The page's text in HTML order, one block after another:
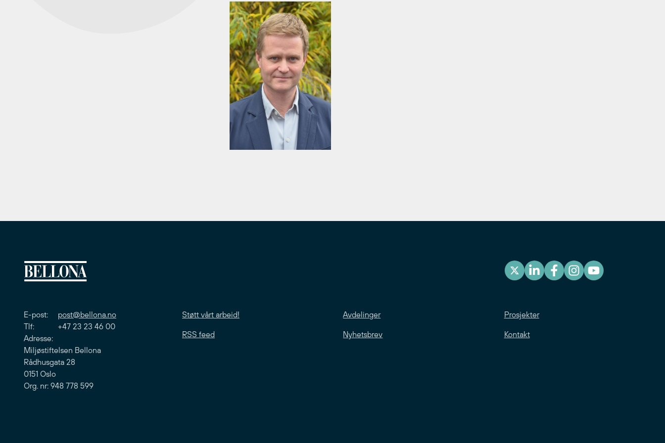
E-post: post@bellona.no
Tlf: +47 23 23 46 00
Adresse:
Miljøstiftelsen Bellona
Rådhusgata 28
0151 Oslo
Org. nr: 948 778 599
Støtt vårt arbeid! Avdelinger Prosjekter
RSS feed Nyhetsbrev Kontakt